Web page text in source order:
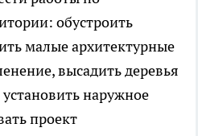
обустроить
малые архитектурные
высадить деревья
наружное
проект